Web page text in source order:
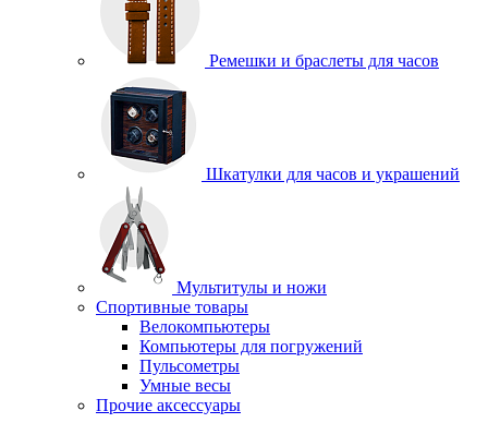
Ремешки и браслеты для часов
Шкатулки для часов и украшений
Мультитулы и ножи
Спортивные товары
Велокомпьютеры
Компьютеры для погружений
Пульсометры
Умные весы
Прочие аксессуары